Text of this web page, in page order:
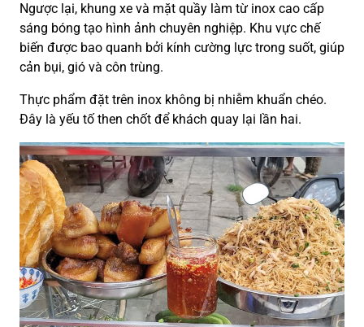
Ngược lại, khung xe và mặt quầy làm từ inox cao cấp
sáng bóng tạo hình ảnh chuyên nghiệp. Khu vực chế
biến được bao quanh bởi kính cường lực trong suốt, giúp
cản bụi, gió và côn trùng.
Thực phẩm đặt trên inox không bị nhiễm khuẩn chéo.
Đây là yếu tố then chốt để khách quay lại lần hai.